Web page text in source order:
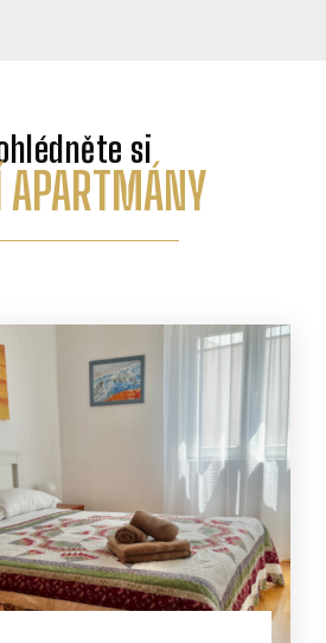
si
APARTMÁNY